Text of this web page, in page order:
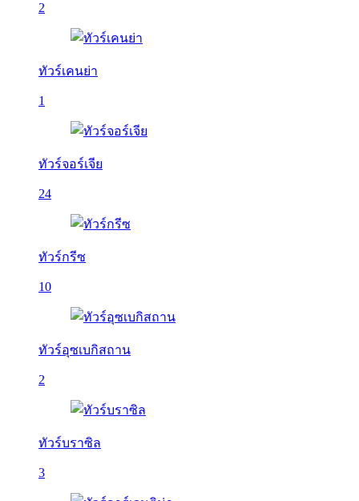
2
ทัวร์เคนย่า
1
ทัวร์จอร์เจีย
24
ทัวร์กรีซ
10
ทัวร์อุซเบกิสถาน
2
ทัวร์บราซิล
3